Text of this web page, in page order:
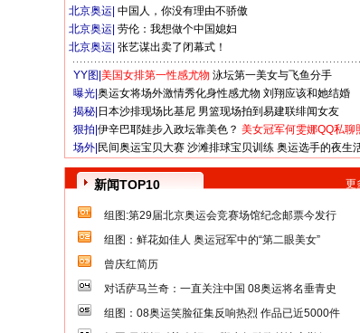
北京奥运 中国人，你没有理由不骄傲
北京奥运 劳伦：我想做个中国媳妇
北京奥运 张艺谋出卖了闭幕式！
YY图| 美国女排第一性感尤物 泳坛第一美女与飞鱼分手
曝光| 奥运女将场外激情秀化身性感尤物 刘翔应该和她结婚
揭秘| 日本沙排现场比基尼 男篮现场拍到易建联绯闻女友
狠拍| 伊辛巴耶娃步入政坛靠美色？ 美女冠军何雯娜QQ私聊
场外| 民间奥运宝贝大赛 沙滩排球宝贝训练 奥运选手的夜生
新闻TOP10 更
组图:第29届北京奥运会竞赛场馆纪念邮票今发行
组图：鲜花如佳人 奥运冠军中的“第二眼美女”
曾庆红简历
对话萨马兰奇：一直关注中国 08奥运将名垂青史
组图：08奥运笑脸征集反响热烈 作品已近5000件